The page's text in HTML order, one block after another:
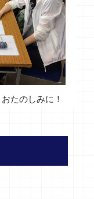
たのしみに！